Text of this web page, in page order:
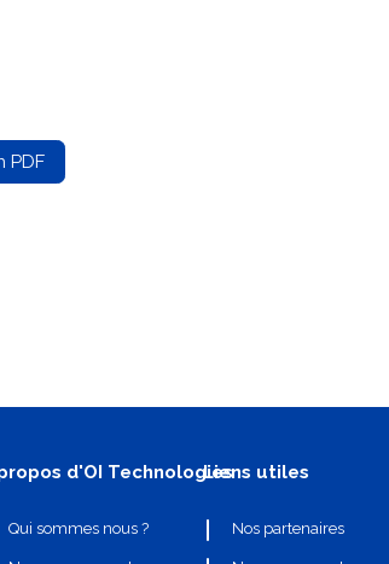
PDF
d'OI Technologies
Qui sommes nous ?
Liens utiles
Nos partenaires